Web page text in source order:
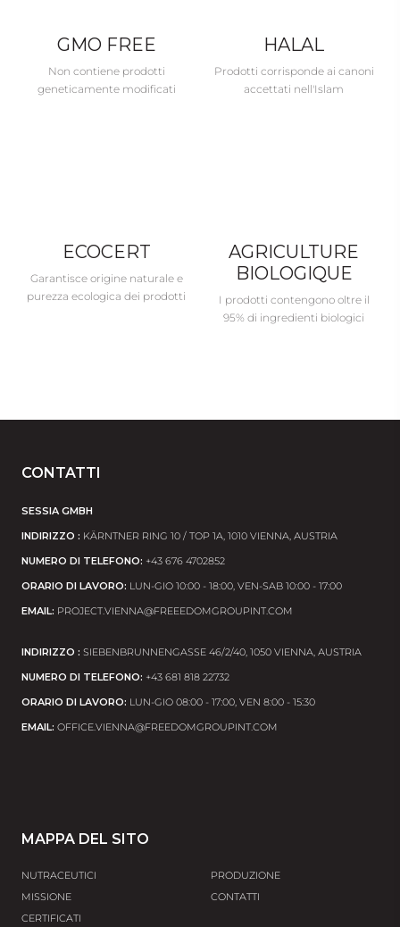
GMO FREE
Non contiene prodotti
geneticamente modificati
HALAL
Prodotti corrisponde ai canoni
accettati nell'Islam
ECOCERT
Garantisce origine naturale e
purezza ecologica dei prodotti
AGRICULTURE
BIOLOGIQUE
I prodotti contengono oltre il
95% di ingredienti biologici
CONTATTI
SESSIA GMBH
INDIRIZZO : KÄRNTNER RING 10 / TOP 1A, 1010 VIENNA, АUSTRIA
NUMERO DI TELEFONO: +43 676 4702852
ORARIO DI LAVORO: LUN-GIO 10:00 - 18:00, VEN-SAB 10:00 - 17:00
EMAIL: PROJECT.VIENNA@FREEEDOMGROUPINT.COM
INDIRIZZO : SIEBENBRUNNENGASSE 46/2/40, 1050 VIENNA, АUSTRIA
NUMERO DI TELEFONO: +43 681 818 22732
ORARIO DI LAVORO: LUN-GIO 08:00 - 17:00, VEN 8:00 - 15:30
EMAIL: OFFICE.VIENNA@FREEDOMGROUPINT.COM
MAPPA DEL SITO
NUTRACEUTICI
MISSIONE
CERTIFICATI
PRODUZIONE
CONTATTI